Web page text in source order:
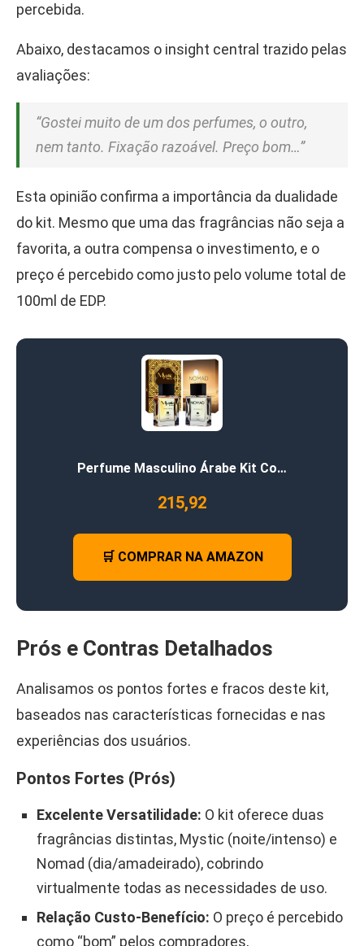
percebida.
Abaixo, destacamos o insight central trazido pelas
avaliações:
“Gostei muito de um dos perfumes, o outro,
nem tanto. Fixação razoável. Preço bom…”
Esta opinião confirma a importância da dualidade
do kit. Mesmo que uma das fragrâncias não seja a
favorita, a outra compensa o investimento, e o
preço é percebido como justo pelo volume total de
100ml de EDP.
Perfume Masculino Árabe Kit Co…
215,92
🛒 COMPRAR NA AMAZON
Prós e Contras Detalhados
Analisamos os pontos fortes e fracos deste kit,
baseados nas características fornecidas e nas
experiências dos usuários.
Pontos Fortes (Prós)
Excelente Versatilidade: O kit oferece duas
fragrâncias distintas, Mystic (noite/intenso) e
Nomad (dia/amadeirado), cobrindo
virtualmente todas as necessidades de uso.
Relação Custo-Benefício: O preço é percebido
como “bom” pelos compradores,